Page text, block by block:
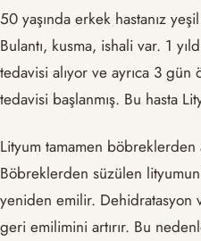
50 yaşında erkek hastanız
Bulantı, kusma, ishali var. 1
tedavisi alıyor ve ayrıca 3
tedavisi başlanmış. Bu hasta
Lityum tamamen böbreklerden
Böbreklerden süzülen
yeniden emilir.
geri emilimini artırır. Bu